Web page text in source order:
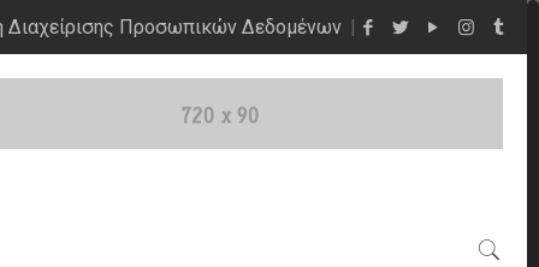
Διαχείρισης Προσωπικών Δεδομένων